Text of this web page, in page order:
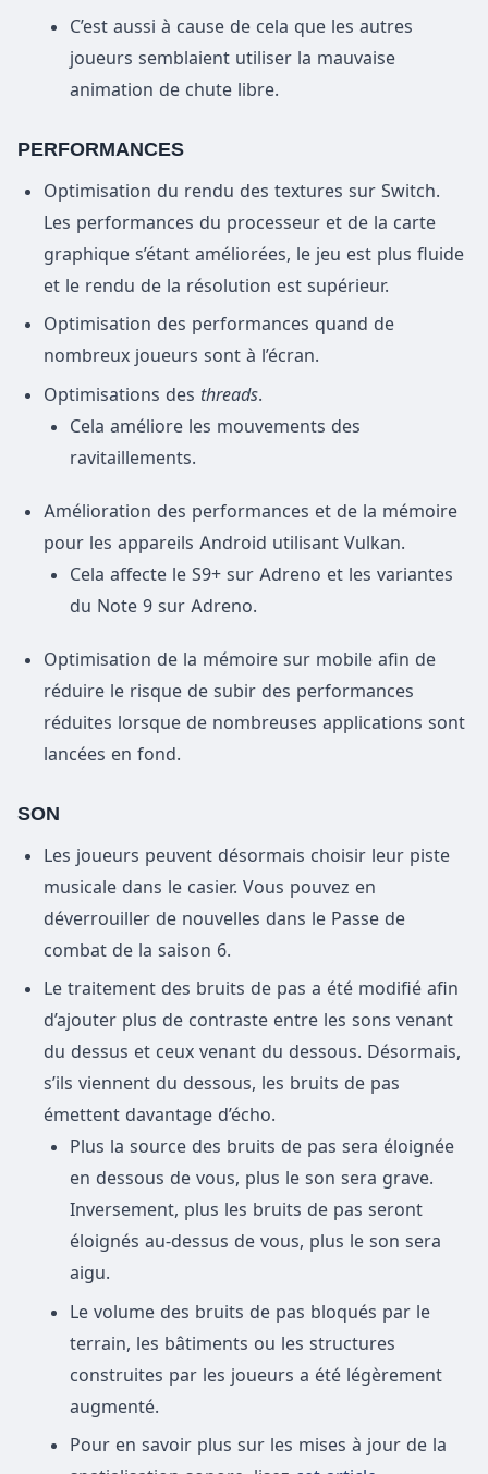
C’est aussi à cause de cela que les autres
joueurs semblaient utiliser la mauvaise
animation de chute libre.
PERFORMANCES
Optimisation du rendu des textures sur Switch.
Les performances du processeur et de la carte
graphique s’étant améliorées, le jeu est plus fluide
et le rendu de la résolution est supérieur.
Optimisation des performances quand de
nombreux joueurs sont à l’écran.
Optimisations des threads.
Cela améliore les mouvements des
ravitaillements.
Amélioration des performances et de la mémoire
pour les appareils Android utilisant Vulkan.
Cela affecte le S9+ sur Adreno et les variantes
du Note 9 sur Adreno.
Optimisation de la mémoire sur mobile afin de
réduire le risque de subir des performances
réduites lorsque de nombreuses applications sont
lancées en fond.
SON
Les joueurs peuvent désormais choisir leur piste
musicale dans le casier. Vous pouvez en
déverrouiller de nouvelles dans le Passe de
combat de la saison 6.
Le traitement des bruits de pas a été modifié afin
d’ajouter plus de contraste entre les sons venant
du dessus et ceux venant du dessous. Désormais,
s’ils viennent du dessous, les bruits de pas
émettent davantage d’écho.
Plus la source des bruits de pas sera éloignée
en dessous de vous, plus le son sera grave.
Inversement, plus les bruits de pas seront
éloignés au-dessus de vous, plus le son sera
aigu.
Le volume des bruits de pas bloqués par le
terrain, les bâtiments ou les structures
construites par les joueurs a été légèrement
augmenté.
Pour en savoir plus sur les mises à jour de la